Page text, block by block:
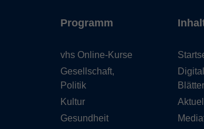
Programm
vhs Online-Kurse
Gesellschaft,
Politik
Kultur
Gesundheit